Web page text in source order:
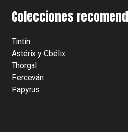
Colecciones
Tintín
Astérix y Obélix
Thorgal
Perceván
Papyrus